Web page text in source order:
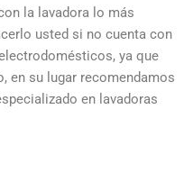
la lavadora lo más
usted si no cuenta con
ya que
en su lugar recomendamos
en lavadoras